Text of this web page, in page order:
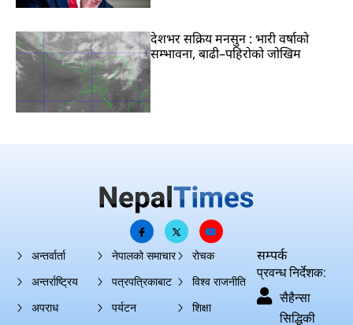
देशभर सक्रिय मनसुन : भारी वर्षाको
सम्भावना, बाढी–पहिरोको जोखिम
अन्तर्वार्ता
अन्तर्राष्ट्रिय
अपराध
नेपालको समाचार
पत्रपत्रिकाबाट
पर्यटन
रोचक
विश्व राजनीति
शिक्षा
सम्पर्क
प्रवन्ध निर्देशक:
सैहैन्सा
सिद्धिकी